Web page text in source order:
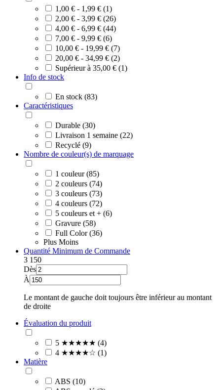
1,00 € - 1,99 € (1)
2,00 € - 3,99 € (26)
4,00 € - 6,99 € (44)
7,00 € - 9,99 € (6)
10,00 € - 19,99 € (7)
20,00 € - 34,99 € (2)
Supérieur à 35,00 € (1)
Info de stock
En stock (83)
Caractéristiques
Durable (30)
Livraison 1 semaine (22)
Recyclé (9)
Nombre de couleur(s) de marquage
1 couleur (85)
2 couleurs (74)
3 couleurs (73)
4 couleurs (72)
5 couleurs et + (6)
Gravure (58)
Full Color (36)
Plus Moins
Quantité Minimum de Commande
3 150
Dès
À
Le montant de gauche doit toujours être inférieur au montant
de droite
Évaluation du produit
5 ★★★★★ (4)
4 ★★★★☆ (1)
Matière
ABS (10)